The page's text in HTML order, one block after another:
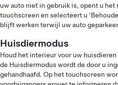
uw auto niet in gebruik is, opent u het
touchscreen en selecteert u
blijft werken terwijl uw auto
Huisdiermodus
Houd het interieur voor uw
de Huisdiermodus wordt de door u
gehandhaafd. Op het touchscreen